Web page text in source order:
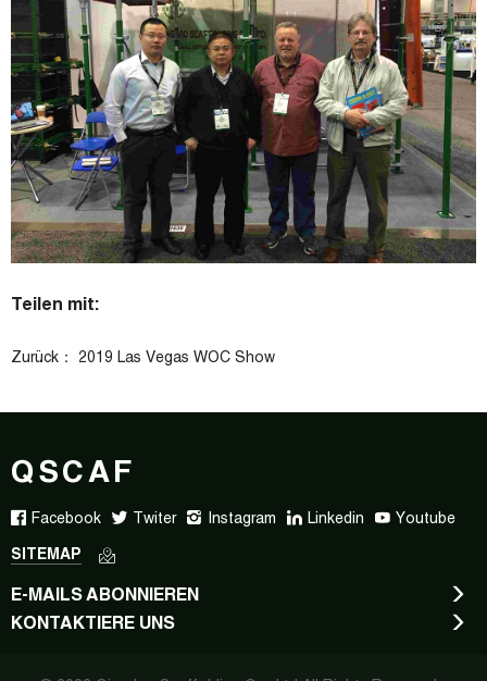
Teilen mit:
Zurück： 2019 Las Vegas WOC Show
QSCAF
Facebook Twiter Instagram Linkedin Youtube
SITEMAP
E-MAILS ABONNIEREN
KONTAKTIERE UNS